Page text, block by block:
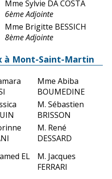
Mme Sylvie DA COSTA
6ème Adjointe
Mme Brigitte BESSICH
8ème Adjointe
à Mont-Saint-Martin
Mme Abiba
BOUMEDINE
M. Sébastien
BRISSON
M. René
DESSARD
EL
M. Jacques
FERRARI